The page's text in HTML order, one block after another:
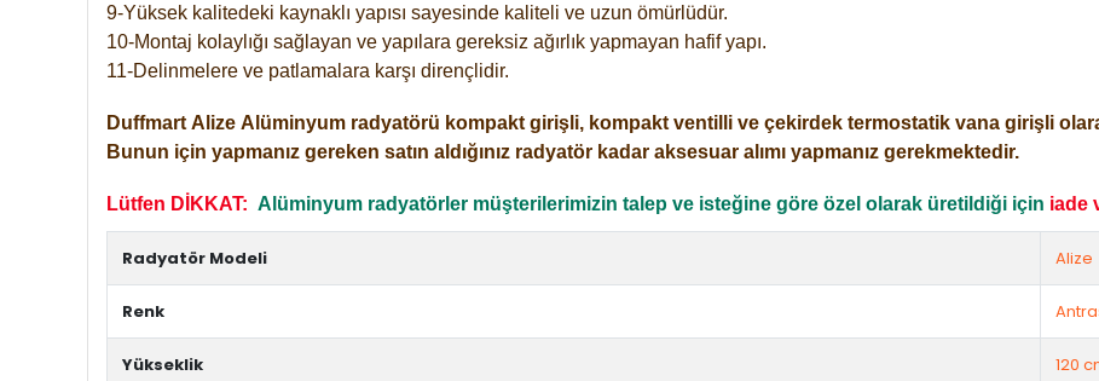
9-Yüksek kalitedeki kaynaklı yapısı sayesinde kaliteli ve uzun ömürlüdür.
10-Montaj kolaylığı sağlayan ve yapılara gereksiz ağırlık yapmayan hafif yapı.
11-Delinmelere ve patlamalara karşı dirençlidir.
Duffmart Alize Alüminyum radyatörü kompakt girişli, kompakt ventilli ve çekirdek termostatik vana girişli
Bunun için yapmanız gereken satın aldığınız radyatör kadar aksesuar alımı yapmanız gerekmektedir.
Lütfen DİKKAT: Alüminyum radyatörler müşterilerimizin talep ve isteğine göre özel olarak üretildiği için iade
Radyatör Modeli Alize
Renk
Yükseklik 120